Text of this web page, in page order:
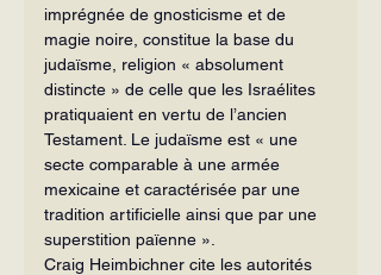
imprégnée de gnosticisme et de
magie noire, constitue la base du
judaïsme, religion « absolument
distincte » de celle que les Israélites
pratiquaient en vertu de l’ancien
Testament. Le judaïsme est « une
secte comparable à une armée
mexicaine et caractérisée par une
tradition artificielle ainsi que par une
superstition païenne ».
Craig Heimbichner cite les autorités